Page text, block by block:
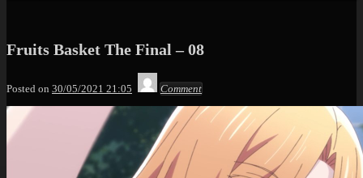
Fruits Basket The Final – 08
Posted on 30/05/2021 21:05
Comment